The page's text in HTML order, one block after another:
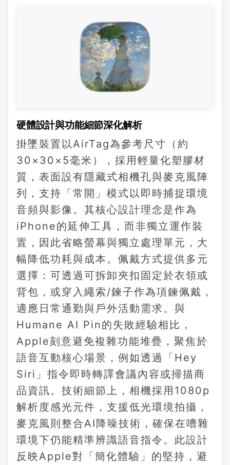
硬體設計與功能細節深化解析
掛墜裝置以AirTag為參考尺寸（約
30×30×5毫米），採用輕量化塑膠材
質，表面設有隱藏式相機孔與麥克風陣
列，支持「常開」模式以即時捕捉環境
音頻與影像。其核心設計理念是作為
iPhone的延伸工具，而非獨立運作裝
置，因此省略螢幕與獨立處理單元，大
幅降低功耗與成本。佩戴方式提供多元
選擇：可透過可拆卸夾扣固定於衣領或
背包，或穿入繩索/鍊子作為項鍊佩戴，
適應日常通勤與戶外活動需求。與
Humane AI Pin的失敗經驗相比，
Apple刻意避免複雜功能堆疊，聚焦於
語音互動核心場景，例如透過「Hey
Siri」指令即時轉譯會議內容或掃描商
品資訊。技術細節上，相機採用1080p
解析度感光元件，支援低光環境拍攝，
麥克風則整合AI降噪技術，確保在嘈雜
環境下仍能精準辨識語音指令。此設計
反映Apple對「簡化體驗」的堅持，避